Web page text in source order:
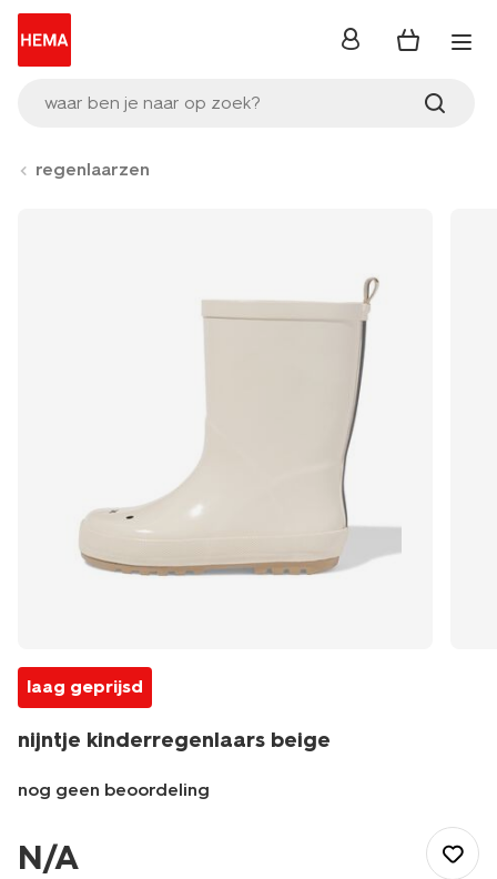
waar ben je naar op zoek?
inloggen
regenlaarzen
laag geprijsd
nijntje kinderregenlaars beige
nog geen beoordeling
kinderregenlaars-
beige-
N/A